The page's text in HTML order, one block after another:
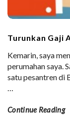
Turunkan Gaji
Kemarin, saya
perumahan saya.
satu pesantren di
…
Continue Reading